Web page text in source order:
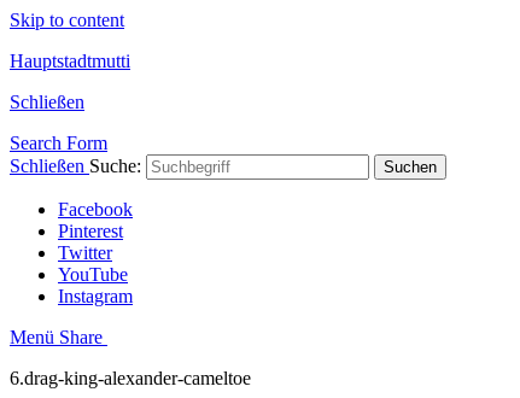
Skip to content
Hauptstadtmutti
Schließen
Search Form
Schließen Suche: Suchen
Facebook
Pinterest
Twitter
YouTube
Instagram
Menü Share
6.drag-king-alexander-cameltoe